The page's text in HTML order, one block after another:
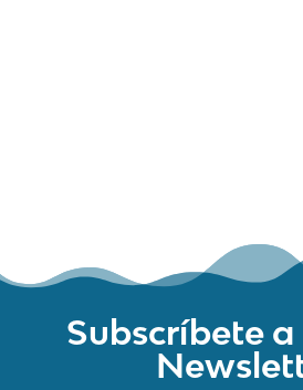
Subscríbete